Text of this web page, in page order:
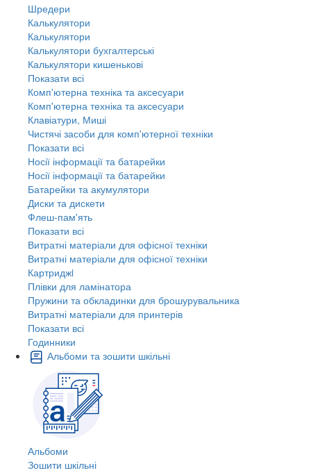
Шредери
Калькулятори
Калькулятори
Калькулятори бухгалтерські
Калькулятори кишенькові
Показати всі
Комп'ютерна техніка та аксесуари
Комп'ютерна техніка та аксесуари
Клавіатури, Миші
Чистячі засоби для комп'ютерної техніки
Показати всі
Носії інформації та батарейки
Носії інформації та батарейки
Батарейки та акумулятори
Диски та дискети
Флеш-пам'ять
Показати всі
Витратні матеріали для офісної техніки
Витратні матеріали для офісної техніки
Картриджi
Плівки для ламінатора
Пружини та обкладинки для брошурувальника
Витратні матеріали для принтерів
Показати всі
Годинники
Альбоми та зошити шкільні
Альбоми
Зошити шкільні